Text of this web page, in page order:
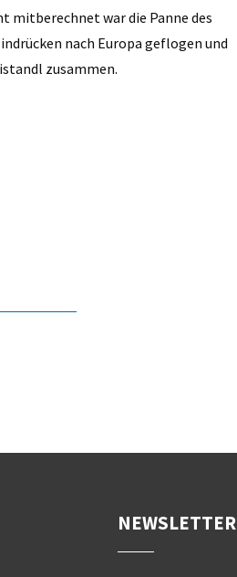
mitberechnet war die Panne des
nach Europa geflogen und
zusammen.
NEWSLETTER